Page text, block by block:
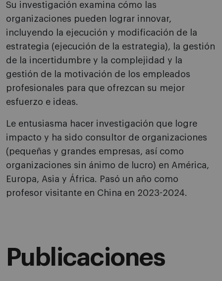
Su investigación examina cómo las
organizaciones pueden lograr innovar,
incluyendo la ejecución y modificación de la
estrategia (ejecución de la estrategia), la gestión
de la incertidumbre y la complejidad y la
gestión de la motivación de los empleados
profesionales para que ofrezcan su mejor
esfuerzo e ideas.
Le entusiasma hacer investigación que logre
impacto y ha sido consultor de organizaciones
(pequeñas y grandes empresas, así como
organizaciones sin ánimo de lucro) en América,
Europa, Asia y África. Pasó un año como
profesor visitante en China en 2023-2024.
Publicaciones